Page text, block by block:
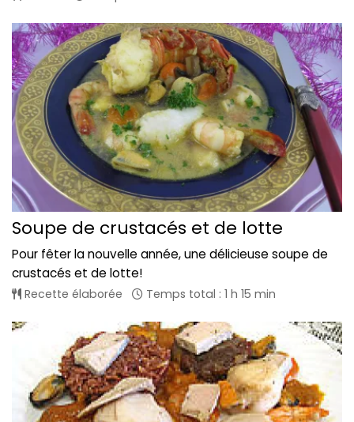
Soupe de crustacés et de lotte
Pour fêter la nouvelle année, une délicieuse soupe de
crustacés et de lotte!
Recette élaborée Temps total : 1 h 15 min